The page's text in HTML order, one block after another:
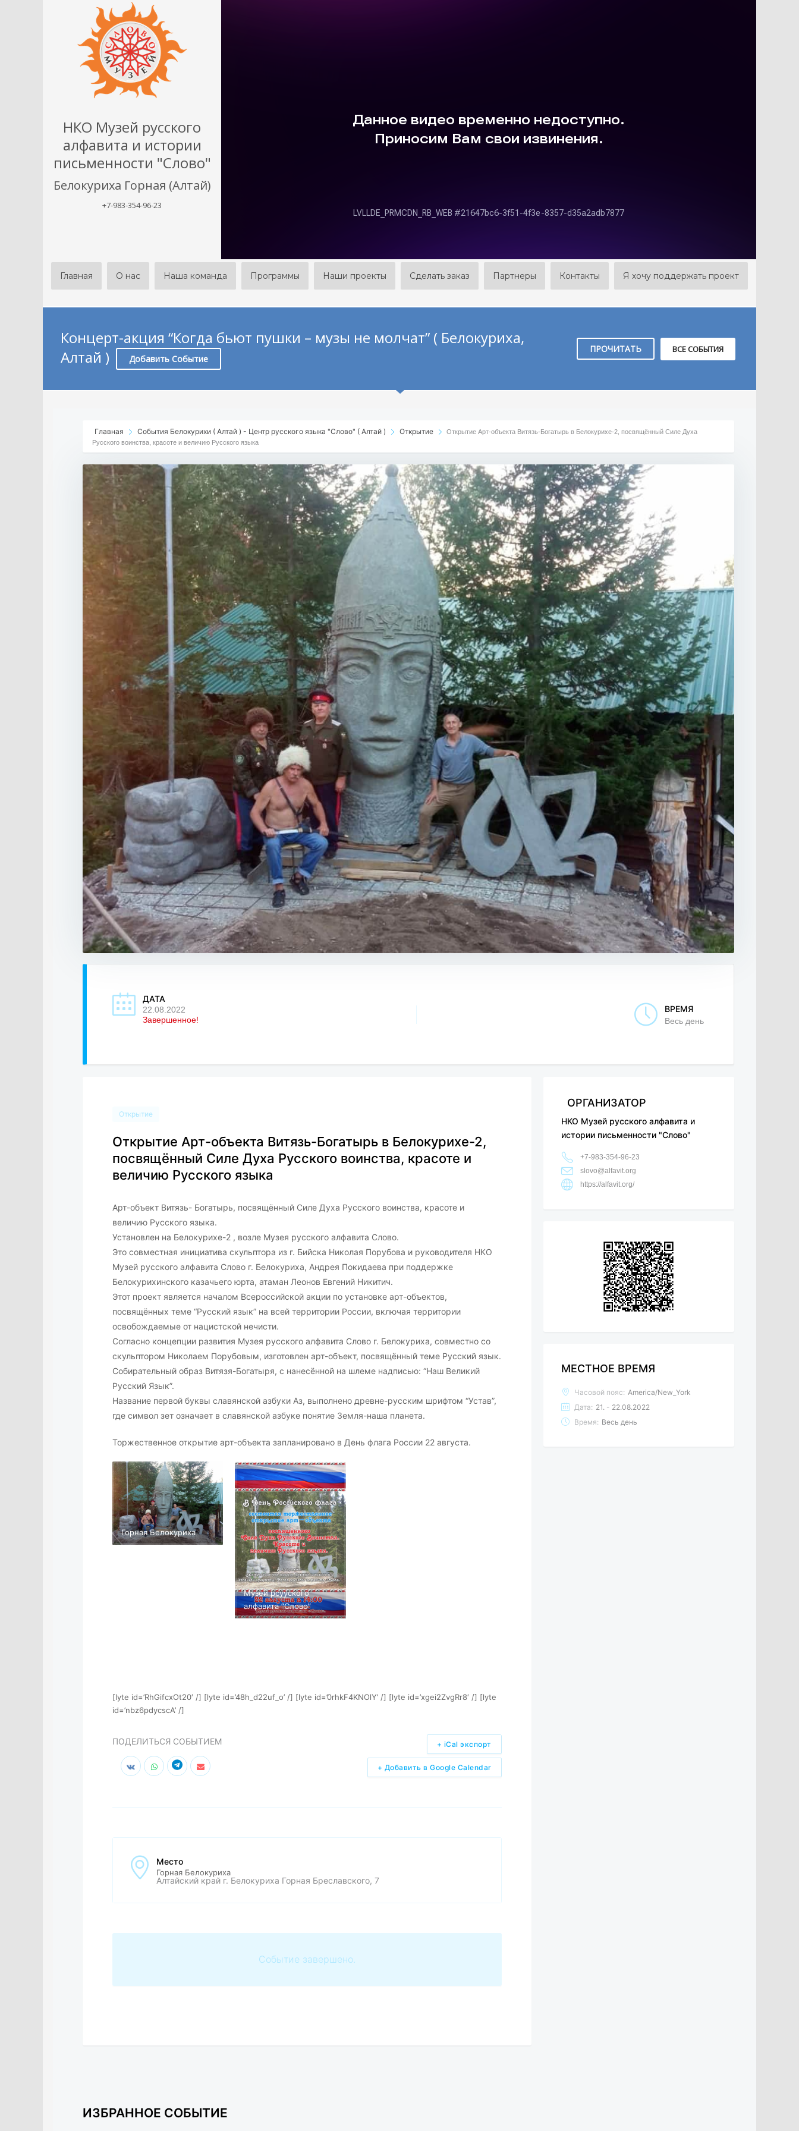
НКО Музей русского
алфавита и истории
письменности "Слово"
Белокуриха Горная (Алтай)
+7-983-354-96-23
Главная О нас Наша команда Программы Наши проекты Сделать заказ Партнеры Контакты Я хочу поддержать проект
Концерт-акция “Когда бьют пушки – музы не молчат” ( Белокуриха,
Алтай )
Добавить Событие
ПРОЧИТАТЬ ВСЕ СОБЫТИЯ
Главная События Белокурихи ( Алтай ) - Центр русского языка "Слово" ( Алтай ) Открытие
Открытие Арт-объекта Витязь-Богатырь в Белокурихе-2, посвящённый Силе Духа
Русского воинства, красоте и величию Русского языка
ДАТА
22.08.2022
Завершенное!
ВРЕМЯ
Весь день
Открытие
Открытие Арт-объекта Витязь-Богатырь в Белокурихе-2,
посвящённый Силе Духа Русского воинства, красоте и
величию Русского языка
Арт-объект Витязь- Богатырь, посвящённый Силе Духа Русского воинства, красоте и
величию Русского языка.
Установлен на Белокурихе-2 , возле Музея русского алфавита Слово.
Это совместная инициатива скульптора из г. Бийска Николая Порубова и руководителя НКО
Музей русского алфавита Слово г. Белокуриха, Андрея Покидаева при поддержке
Белокурихинского казачьего юрта, атаман Леонов Евгений Никитич.
Этот проект является началом Всероссийской акции по установке арт-объектов,
посвящённых теме “Русский язык” на всей территории России, включая территории
освобождаемые от нацистской нечисти.
Согласно концепции развития Музея русского алфавита Слово г. Белокуриха, совместно со
скульптором Николаем Порубовым, изготовлен арт-объект, посвящённый теме Русский язык.
Собирательный образ Витязя-Богатыря, с нанесённой на шлеме надписью: “Наш Великий
Русский Язык”.
Название первой буквы славянской азбуки Аз, выполнено древне-русским шрифтом “Устав”,
где символ зет означает в славянской азбуке понятие Земля-наша планета.
Торжественное открытие арт-объекта запланировано в День флага России 22 августа.
Горная Белокуриха
Музей рсууского
алфавита “Слово”
[lyte id=’RhGifcxOt20′ /] [lyte id=’48h_d22uf_o’ /] [lyte id=’0rhkF4KNOlY’ /] [lyte id=’xgei2ZvgRr8′ /] [lyte
id=’nbz6pdycscA’ /]
ПОДЕЛИТЬСЯ СОБЫТИЕМ
+ Добавить в Google Calendar
+ iCal экспорт
Место
Горная Белокуриха
Алтайский край г. Белокуриха Горная Бреславского, 7
Событие завершено.
ОРГАНИЗАТОР
НКО Музей русского алфавита и
истории письменности "Слово"
+7-983-354-96-23
slovo@alfavit.org
https://alfavit.org/
МЕСТНОЕ ВРЕМЯ
Часовой пояс: America/New_York
Дата: 21. - 22.08.2022
Время: Весь день
ИЗБРАННОЕ СОБЫТИЕ